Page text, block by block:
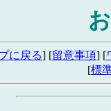
に戻る] [留意事項] [
[標